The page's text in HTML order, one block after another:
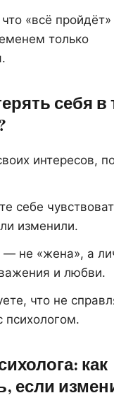
«всё
только
себя в
интересов,
себе
изменили.
не «жена», а
и любви.
что не
психологом.
как
если